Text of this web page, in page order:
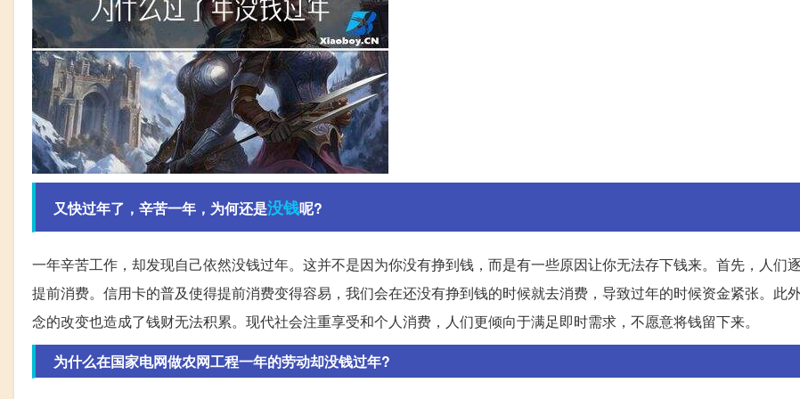
又快过年了，辛苦一年，为何还是没钱呢?
一年辛苦工作，却发现自己依然没钱过年。这并不是因为你没有挣到钱，而是有一些原因让你无法存下钱来。首先，人们
提前消费。信用卡的普及使得提前消费变得容易，我们会在还没有挣到钱的时候就去消费，导致过年的时候资金紧张。此
念的改变也造成了钱财无法积累。现代社会注重享受和个人消费，人们更倾向于满足即时需求，不愿意将钱留下来。
为什么在国家电网做农网工程一年的劳动却没钱过年?